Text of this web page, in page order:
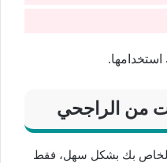
من الراجحي
بك بشكل سهل، فقط